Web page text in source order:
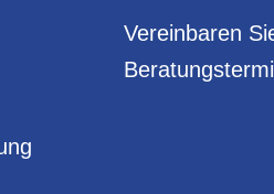
Vereinbaren